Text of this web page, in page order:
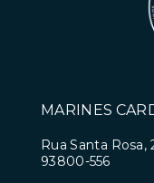
MARINES
Rua Santa Rosa,
93800-556